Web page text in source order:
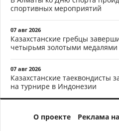
спортивных мероприятий
07 авг 2026
Казахстанские гребцы
четырьмя золотыми медалями
07 авг 2026
Казахстанские таеквондисты
на турнире в Индонезии
О проекте Реклама